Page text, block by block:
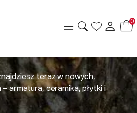
0
teraz w nowych,
armatura, ceramika, płytki i